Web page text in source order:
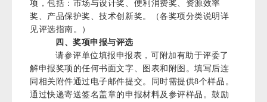
项，包括：市场与设计奖、便利消费奖、资源效率
奖、产品保护奖、技术创新奖。（各奖项分类说明详
见评选指南。）
四、奖项申报与评选
请参评单位填报申报表，可附加有助于评委了
解申报奖项的任何书面文字、图表和附图。填写后连
同相关附件通过电子邮件提交。同时需提供8个样品。
通过快递寄送签名盖章的申报材料及参评样品。鼓励